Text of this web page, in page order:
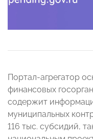
Портал-агрегатор
финансовых
содержит
муниципальных
116 тыс. субсидий,